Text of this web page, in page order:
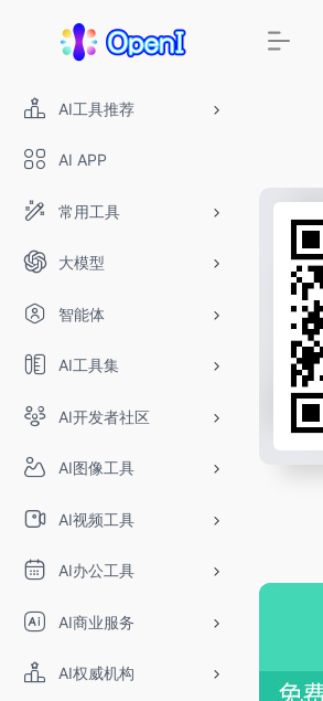
AI工具推荐
AI APP
常用工具
大模型
智能体
AI工具集
AI开发者社区
AI图像工具
AI视频工具
AI办公工具
AI商业服务
AI权威机构